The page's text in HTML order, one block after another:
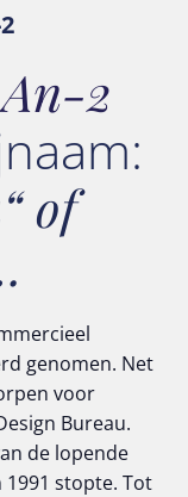
2
of
genomen. Net
voor
Bureau.
de lopende
stopte. Tot